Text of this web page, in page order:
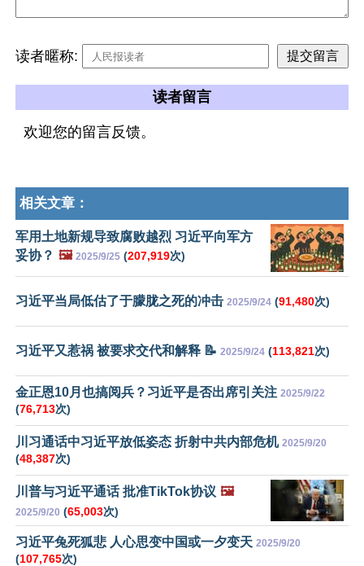
读者暱称:
读者留言
欢迎您的留言反馈。
相关文章：
军用土地新规导致腐败越烈 习近平向军方
妥协？ 🖼️ 2025/9/25 (207,919次)
习近平当局低估了于朦胧之死的冲击 2025/9/24 (91,480次)
习近平又惹祸 被要求交代和解释 📝 2025/9/24 (113,821次)
金正恩10月也搞阅兵？习近平是否出席引关注 2025/9/22
(76,713次)
川习通话中习近平放低姿态 折射中共内部危机 2025/9/20
(48,387次)
川普与习近平通话 批准TikTok协议 🖼️
2025/9/20 (65,003次)
习近平兔死狐悲 人心思变中国或一夕变天 2025/9/20
(107,765次)